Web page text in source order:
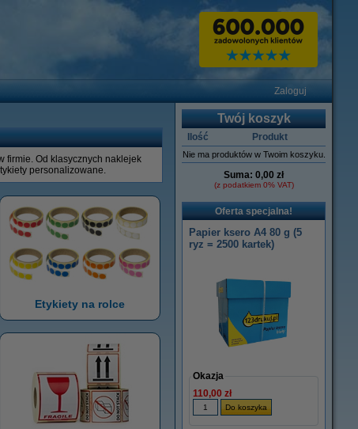
Zaloguj
firmie. Od klasycznych naklejek
personalizowane.
Etykiety na rolce
Twój koszyk
Ilość Produkt
Nie ma produktów w Twoim koszyku.
Suma: 0,00 zł
(z podatkiem 0% VAT)
Oferta specjalna!
Papier ksero A4 80 g (5
ryz = 2500 kartek)
Okazja
110,00 zł